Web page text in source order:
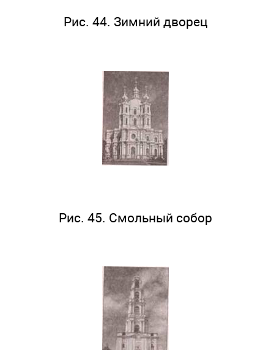
Рис. 44. Зимний дворец
Рис. 45. Смольный собор